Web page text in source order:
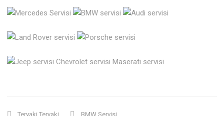
Teryaki Teryaki BMW Servisi